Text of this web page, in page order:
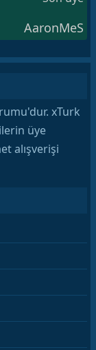
AaronMeS
xTurk
üye
alışverişi